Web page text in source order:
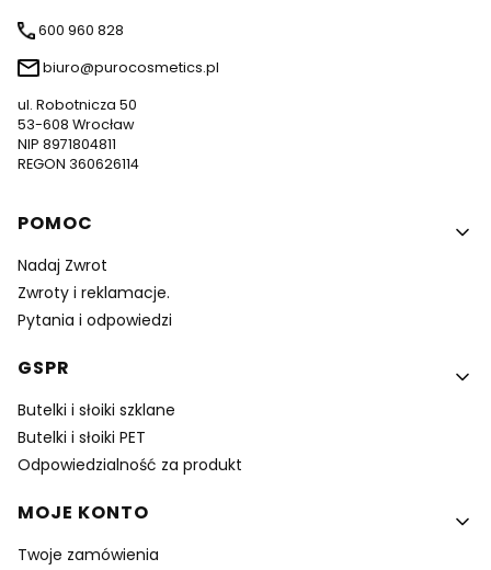
600 960 828
biuro@purocosmetics.pl
ul. Robotnicza 50
53-608 Wrocław
NIP 8971804811
REGON 360626114
Linki w stopce
POMOC
Nadaj Zwrot
Zwroty i reklamacje.
Pytania i odpowiedzi
GSPR
Butelki i słoiki szklane
Butelki i słoiki PET
Odpowiedzialność za produkt
MOJE KONTO
Twoje zamówienia